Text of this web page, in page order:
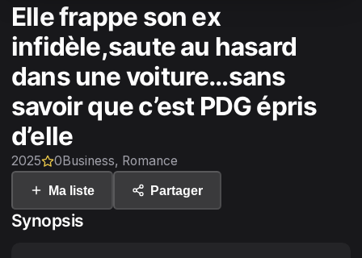
Elle frappe son ex
infidèle,saute au hasard
dans une voiture…sans
savoir que c’est PDG épris
d’elle
2025 0 Business, Romance
Ma liste Partager
Synopsis